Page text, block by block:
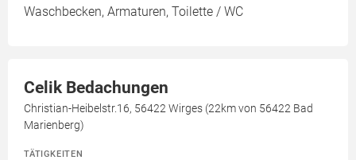
Waschbecken, Armaturen, Toilette / WC
Celik Bedachungen
Christian-Heibelstr.16, 56422 Wirges (22km von 56422 Bad
Marienberg)
TÄTIGKEITEN